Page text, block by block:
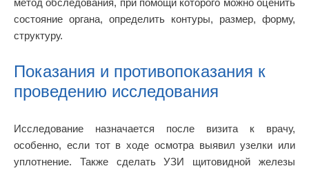
метод обследования, при помощи которого можно оценить
состояние органа, определить контуры, размер, форму,
структуру.
Показания и противопоказания к
проведению исследования
Исследование назначается после визита к врачу,
особенно, если тот в ходе осмотра выявил узелки или
уплотнение. Также сделать УЗИ щитовидной железы